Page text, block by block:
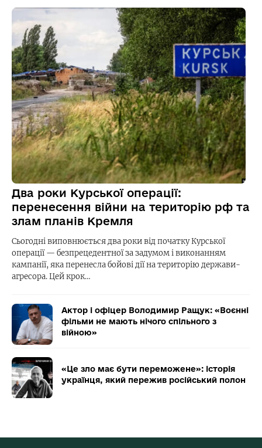
Два роки Курської операції:
перенесення війни на територію рф та
злам планів Кремля
Сьогодні виповнюється два роки від початку Курської
операції — безпрецедентної за задумом і виконанням
кампанії, яка перенесла бойові дії на територію держави-
агресора. Цей крок…
Актор і офіцер Володимир Ращук: «Воєнні
фільми не мають нічого спільного з
війною»
«Це зло має бути переможене»: історія
українця, який пережив російський полон